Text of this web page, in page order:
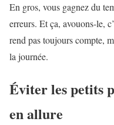
En gros, vous gagnez du
erreurs. Et ça, avouons-le,
rend pas toujours compte,
la journée.
Éviter les petits
en allure